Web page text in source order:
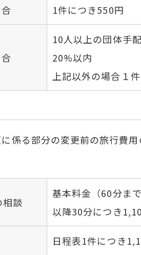
1件につき550円
10人以上の団体手
20%以内
上記以外の場合１
係る部分の変更前の旅行費
談
基本料金（60分ま
以降30分につき
日程表1件につき